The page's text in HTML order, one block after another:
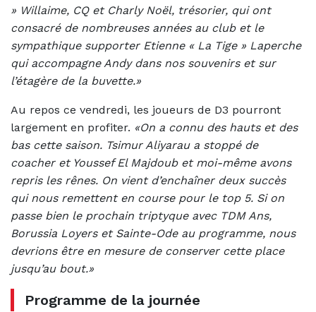
» Willaime, CQ et Charly Noël, trésorier, qui ont
consacré de nombreuses années au club et le
sympathique supporter Etienne « La Tige » Laperche
qui accompagne Andy dans nos souvenirs et sur
l’étagère de la buvette.»
Au repos ce vendredi, les joueurs de D3 pourront
largement en profiter. «On a connu des hauts et des
bas cette saison. Tsimur Aliyarau a stoppé de
coacher et Youssef El Majdoub et moi-même avons
repris les rênes. On vient d’enchaîner deux succès
qui nous remettent en course pour le top 5. Si on
passe bien le prochain triptyque avec TDM Ans,
Borussia Loyers et Sainte-Ode au programme, nous
devrions être en mesure de conserver cette place
jusqu’au bout.»
Programme de la journée